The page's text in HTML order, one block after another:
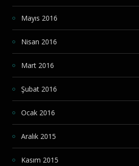
Mayıs 2016
Nisan 2016
Mart 2016
Şubat 2016
Ocak 2016
Aralık 2015
Kasım 2015